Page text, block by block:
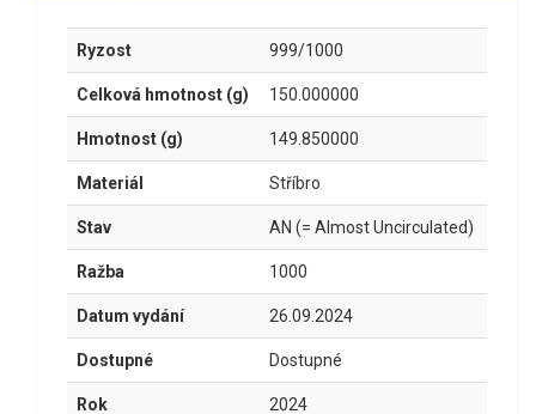
Ryzost 999/1000
Celková hmotnost (g) 150.000000
Hmotnost (g) 149.850000
Materiál Stříbro
Stav AN (= Almost Uncirculated)
Ražba 1000
Datum vydání 26.09.2024
Dostupné Dostupné
Rok 2024